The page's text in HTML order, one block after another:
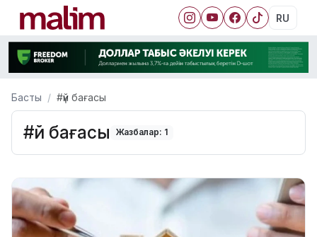
RU
Басты #үй бағасы
#үй бағасы Жазбалар: 1